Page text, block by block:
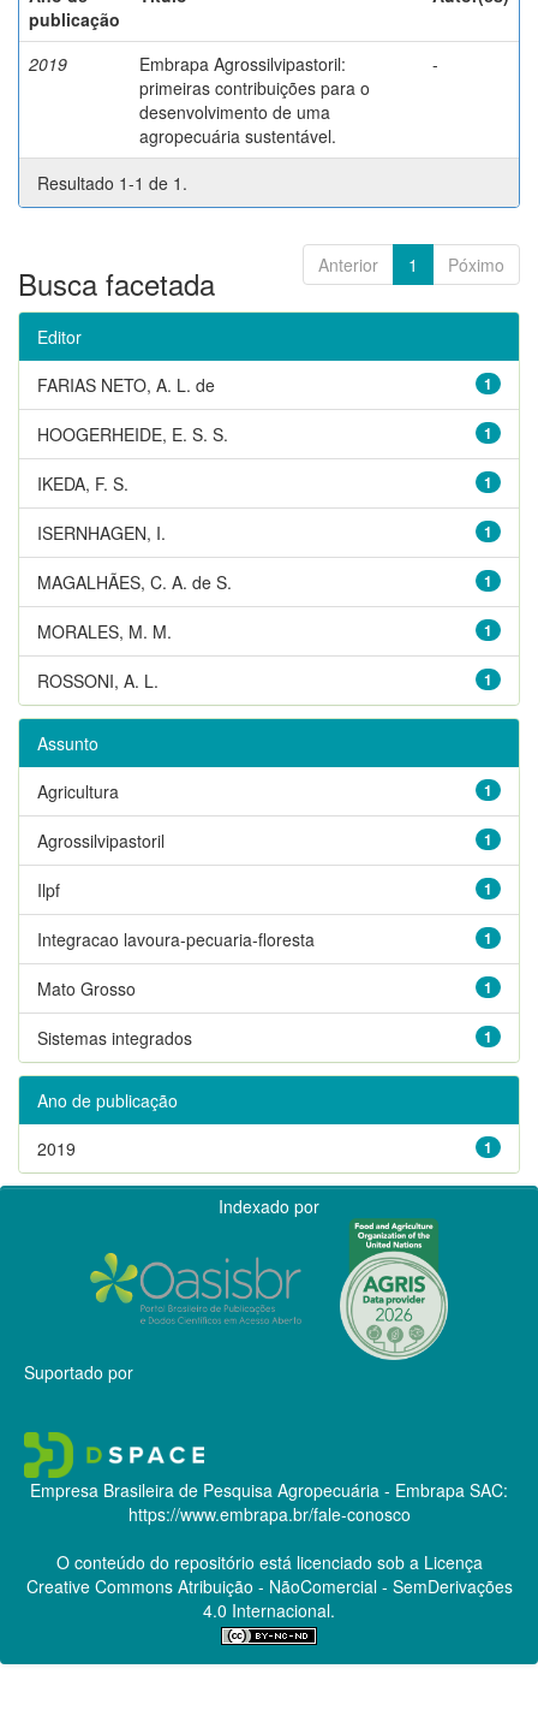
publicação
2019
Embrapa Agrossilvipastoril:
primeiras contribuições para o
desenvolvimento de uma
agropecuária sustentável.
-
Resultado 1-1 de 1.
Anterior 1 Póximo
Busca facetada
Editor
1
FARIAS NETO, A. L. de
1
HOOGERHEIDE, E. S. S.
1
IKEDA, F. S.
1
ISERNHAGEN, I.
1
MAGALHÃES, C. A. de S.
1
MORALES, M. M.
1
ROSSONI, A. L.
Assunto
1
Agricultura
1
Agrossilvipastoril
1
Ilpf
1
Integracao lavoura-pecuaria-floresta
1
Mato Grosso
1
Sistemas integrados
Ano de publicação
1
2019
Indexado por
Suportado por
Empresa Brasileira de Pesquisa Agropecuária - Embrapa SAC:
https://www.embrapa.br/fale-conosco
O conteúdo do repositório está licenciado sob a Licença
Creative CommonsAtribuição - NãoComercial - SemDerivações
4.0 Internacional.